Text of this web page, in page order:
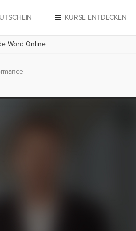
KURSE ENTDECKEN
Word Online